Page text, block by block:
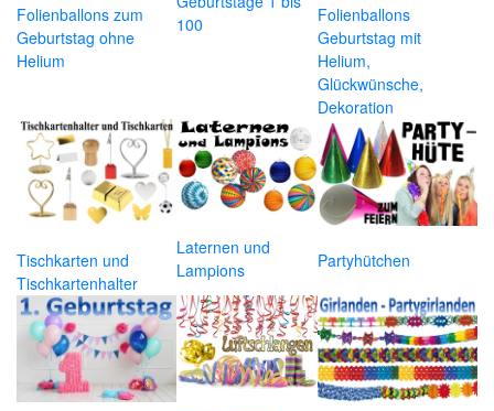
Folienballons zum
Geburtstag ohne
Helium
100
Folienballons
Geburtstag mit
Helium,
Glückwünsche,
Dekoration
Tischkarten und
Tischkartenhalter
Laternen und
Lampions
Partyhütchen